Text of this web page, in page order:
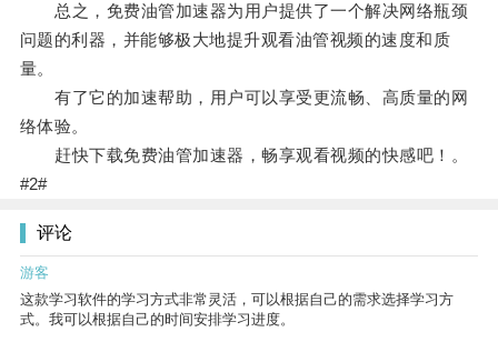
总之，免费油管加速器为用户提供了一个解决网络瓶颈
问题的利器，并能够极大地提升观看油管视频的速度和质
量。
有了它的加速帮助，用户可以享受更流畅、高质量的网
络体验。
赶快下载免费油管加速器，畅享观看视频的快感吧！。
#2#
评论
游客
这款学习软件的学习方式非常灵活，可以根据自己的需求选择学习方
式。我可以根据自己的时间安排学习进度。